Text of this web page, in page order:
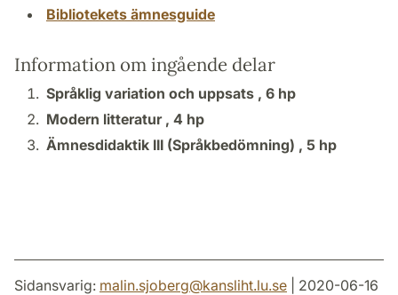
Bibliotekets ämnesguide
Information om ingående delar
Språklig variation och uppsats , 6 hp
Modern litteratur , 4 hp
Ämnesdidaktik III (Språkbedömning) , 5 hp
Sidansvarig: malin.sjoberg@kansliht.lu.se | 2020-06-16